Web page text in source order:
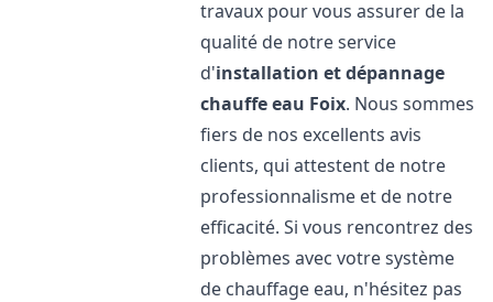
travaux pour vous assurer de la
qualité de notre service
d'installation et dépannage
chauffe eau Foix. Nous sommes
fiers de nos excellents avis
clients, qui attestent de notre
professionnalisme et de notre
efficacité. Si vous rencontrez des
problèmes avec votre système
de chauffage eau, n'hésitez pas